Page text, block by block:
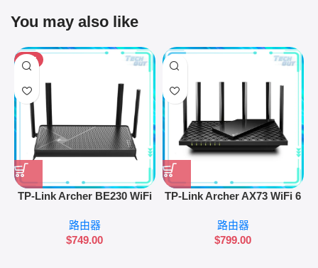
You may also like
HOT
TP-Link Archer BE230 WiFi
路由器
$749.00
TP-Link Archer AX73 WiFi 6
路由器
$799.00